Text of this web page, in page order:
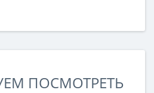
ПОСМОТРЕТЬ